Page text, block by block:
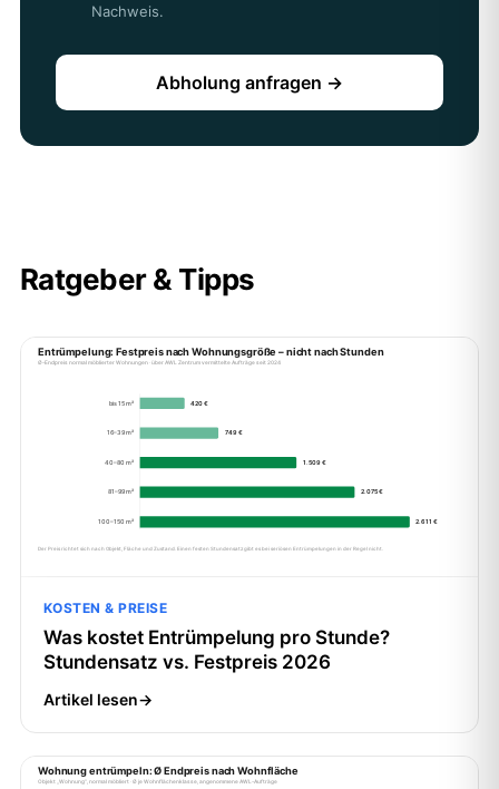
Nachweis.
Abholung anfragen →
Ratgeber & Tipps
KOSTEN & PREISE
Was kostet Entrümpelung pro Stunde?
Stundensatz vs. Festpreis 2026
Artikel lesen→